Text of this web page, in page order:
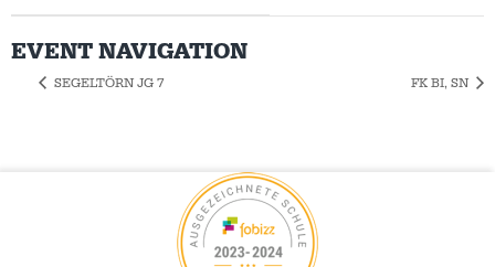
EVENT NAVIGATION
SEGELTÖRN JG 7 FK BI, SN